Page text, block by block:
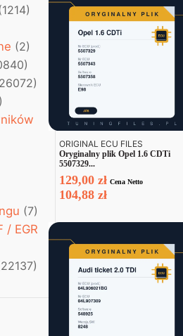
(2)
(7)
/ EGR
ORIGINAL ECU FILES
Oryginalny plik Opel 1.6 CDTi
5507329...
129,00 zł Cena Netto
104,88 zł